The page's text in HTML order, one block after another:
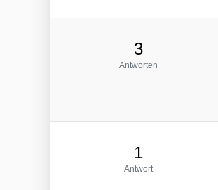
3
Antworten
1
Antwort